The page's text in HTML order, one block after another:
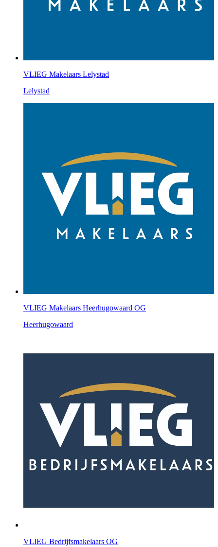
VLIEG Makelaars Lelystad
Lelystad
VLIEG Makelaars Heerhugowaard OG
Heerhugowaard
VLIEG Bedrijfsmakelaars OG